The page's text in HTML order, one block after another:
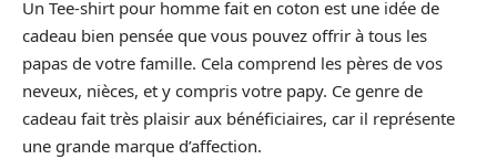
Un Tee-shirt pour homme fait en coton est une idée de
cadeau bien pensée que vous pouvez offrir à tous les
papas de votre famille. Cela comprend les pères de vos
neveux, nièces, et y compris votre papy. Ce genre de
cadeau fait très plaisir aux bénéficiaires, car il représente
une grande marque d’affection.